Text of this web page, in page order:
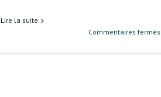
Lire la suite
Commentaires fermés